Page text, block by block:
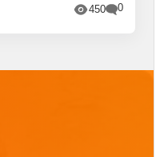
450 0